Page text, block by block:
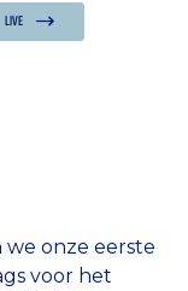
LIVE
onze eerste
voor het